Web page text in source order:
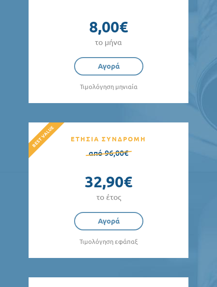
8,00€
το μήνα
Αγορά
Τιμολόγηση μηνιαία
ΕΤΗΣΙΑ ΣΥΝΔΡΟΜΗ
από 96,00€
32,90€
το έτος
Αγορά
Τιμολόγηση εφάπαξ